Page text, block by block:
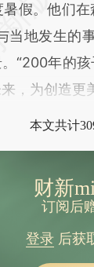
假。他们在
当地发生的
“200年的
，为创造更
本文共计
财新
订阅后
登录后获